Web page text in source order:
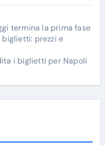
termina la prima fase
prezzi e
i biglietti per Napoli